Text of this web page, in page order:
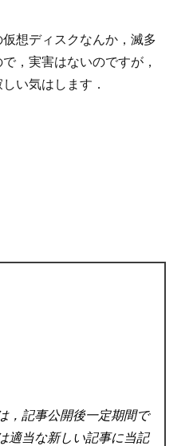
想ディスクなんか，滅多
，実害はないのですが，
い気はします．
，記事公開後一定期間で
適当な新しい記事に当記